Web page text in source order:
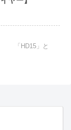
「HD15」と